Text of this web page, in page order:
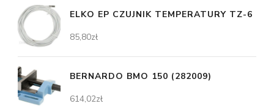
ELKO EP CZUJNIK TEMPERATURY TZ-6
85,80zł
BERNARDO BMO 150 (282009)
614,02zł